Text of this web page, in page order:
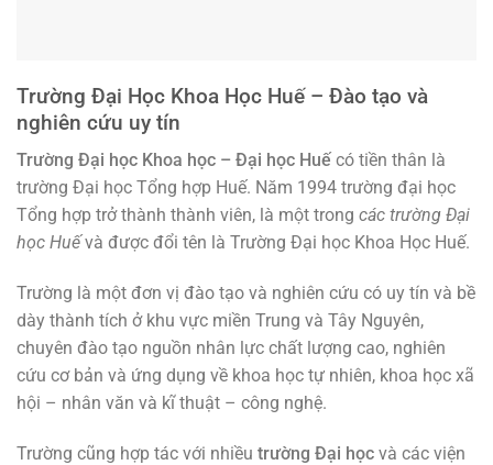
Trường Đại Học Khoa Học Huế – Đào tạo và
nghiên cứu uy tín
Trường Đại học Khoa học – Đại học Huế có tiền thân là
trường Đại học Tổng hợp Huế. Năm 1994 trường đại học
Tổng hợp trở thành thành viên, là một trong các trường Đại
học Huếvà được đổi tên là Trường Đại học Khoa Học Huế.
Trường là một đơn vị đào tạo và nghiên cứu có uy tín và bề
dày thành tích ở khu vực miền Trung và Tây Nguyên,
chuyên đào tạo nguồn nhân lực chất lượng cao, nghiên
cứu cơ bản và ứng dụng về khoa học tự nhiên, khoa học xã
hội – nhân văn và kĩ thuật – công nghệ.
Trường cũng hợp tác với nhiều trường Đại học và các viện